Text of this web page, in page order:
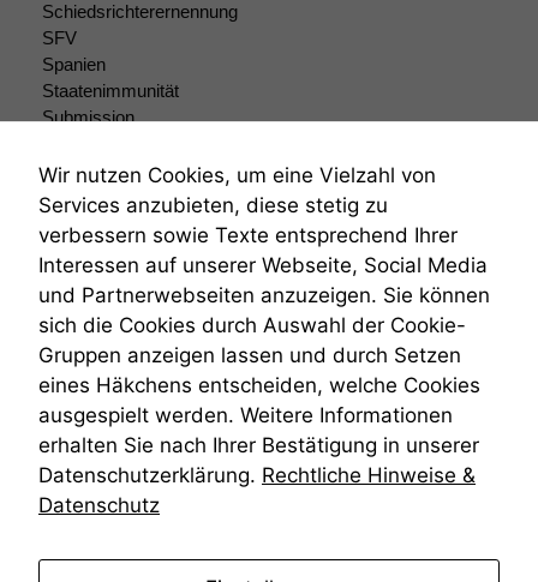
Schiedsrichterernennung
SFV
Spanien
Staatenimmunität
Submission
Teilungsklage
Venezuela
VRK
Wiederherstellungsanordnung
Zivilprozessordnung
ZPO
Zustellfiktion
Zuständigkeit
Öffentliches Personalrecht
Öffentlichkeitsprinzip
Wir nutzen Cookies, um eine Vielzahl von
Services anzubieten, diese stetig zu
verbessern sowie Texte entsprechend Ihrer
Interessen auf unserer Webseite, Social Media
und Partnerwebseiten anzuzeigen. Sie können
sich die Cookies durch Auswahl der Cookie-
Gruppen anzeigen lassen und durch Setzen
eines Häkchens entscheiden, welche Cookies
ausgespielt werden. Weitere Informationen
erhalten Sie nach Ihrer Bestätigung in unserer
Datenschutzerklärung. Rechtliche Hinweise &
Datenschutz